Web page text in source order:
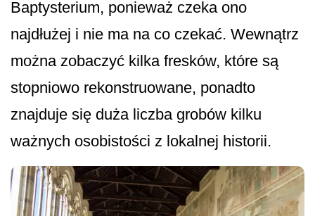
Baptysterium, ponieważ czeka ono
najdłużej i nie ma na co czekać. Wewnątrz
można zobaczyć kilka fresków, które są
stopniowo rekonstruowane, ponadto
znajduje się duża liczba grobów kilku
ważnych osobistości z lokalnej historii.